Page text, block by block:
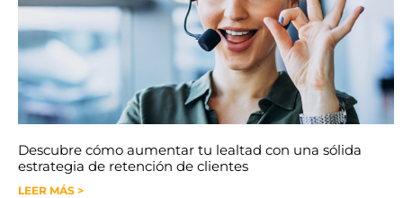
Descubre cómo aumentar tu lealtad con una sólida
estrategia de retención de clientes
LEER MÁS >